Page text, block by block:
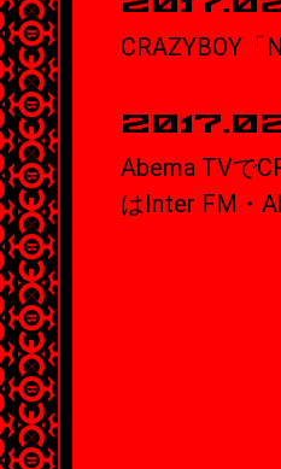
CRAZYBOY「
Abema TVで
はInter FM・